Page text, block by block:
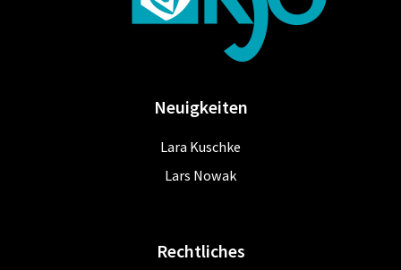
Neuigkeiten
Lara Kuschke
Lars Nowak
Rechtliches